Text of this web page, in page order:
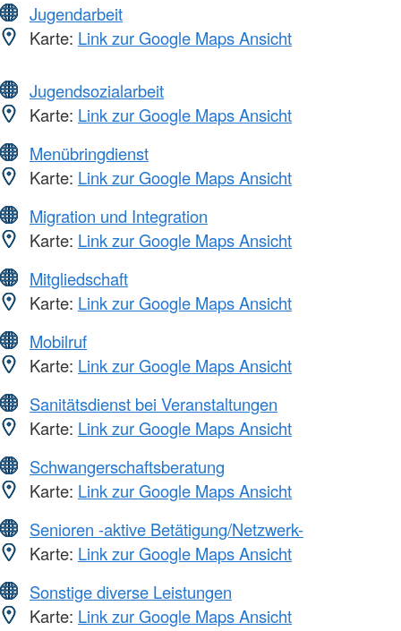
Jugendarbeit
Karte: Link zur Google Maps Ansicht
Jugendsozialarbeit
Karte: Link zur Google Maps Ansicht
Menübringdienst
Karte: Link zur Google Maps Ansicht
Migration und Integration
Karte: Link zur Google Maps Ansicht
Mitgliedschaft
Karte: Link zur Google Maps Ansicht
Mobilruf
Karte: Link zur Google Maps Ansicht
Sanitätsdienst bei Veranstaltungen
Karte: Link zur Google Maps Ansicht
Schwangerschaftsberatung
Karte: Link zur Google Maps Ansicht
Senioren -aktive Betätigung/Netzwerk-
Karte: Link zur Google Maps Ansicht
Sonstige diverse Leistungen
Karte: Link zur Google Maps Ansicht